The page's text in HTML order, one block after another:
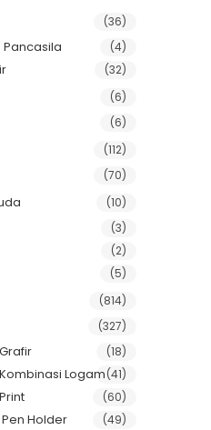
(36)
(4)
(32)
(6)
(6)
(112)
(70)
(10)
(3)
(2)
(5)
(814)
(327)
(18)
Logam(41)
(60)
Holder (49)